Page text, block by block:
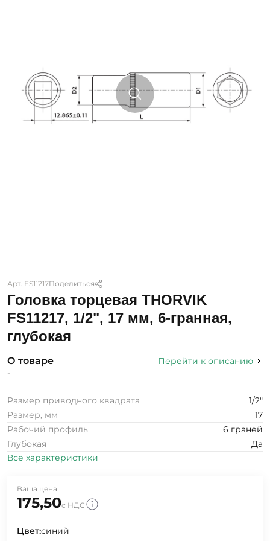
Арт. FS11217Поделиться
Головка торцевая THORVIK
FS11217, 1/2", 17 мм, 6-гранная,
глубокая
О товаре
Перейти к описанию
-
Размер приводного квадрата
1/2"
Размер, мм
17
Рабочий профиль
6 граней
Глубокая
Да
Все характеристики
Ваша цена
175,50с НДС
Цвет:синий